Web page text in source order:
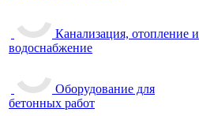
Канализация, отопление и
водоснабжение
Оборудование для
бетонных работ